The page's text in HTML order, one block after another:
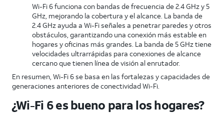
Wi-Fi 6 funciona con bandas de frecuencia de 2.4 GHz y 5
GHz, mejorando la cobertura y el alcance. La banda de
2.4 GHz ayuda a Wi-Fi señales a penetrar paredes y otros
obstáculos, garantizando una conexión más estable en
hogares y oficinas más grandes. La banda de 5 GHz tiene
velocidades ultrarrápidas para conexiones de alcance
cercano que tienen línea de visión al enrutador.
En resumen, Wi-Fi 6 se basa en las fortalezas y capacidades de
generaciones anteriores de conectividad Wi-Fi.
¿Wi-Fi 6 es bueno para los hogares?